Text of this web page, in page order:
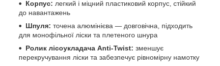
Корпус: легкий і міцний пластиковий корпус, стійкий
до навантажень
Шпуля: точена алюмінієва — довговічна, підходить
для монофільної ліски та плетеного шнура
Ролик лісоукладача Anti-Twist: зменшує
перекручування ліски та забезпечує рівномірну намотку